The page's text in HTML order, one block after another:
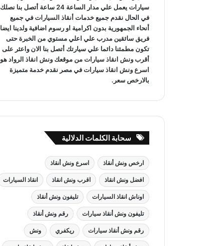
سيارات يعمل علي مدار الساعة 24 ساعة أتصل بنا نصلك
في الحال نقدم جميع خدماتأنقاذ السياراتفي جميع
أنحاء الجمهورية بدون اكرامية او رسوم اضافية ولدينا ايضا
فريق سائقين مدرب علي اعلي مستوي من الخبرة حتى
تكون مطمئنا دائما علي سيارتك أتصل بنا الان واعثر على
أقرب ونش انقاذ سياراتمن موقعك ونش انقاذ الرواد هو
اسرع ونش انقاذ سياراتفي مصر نقدم خدمة متميزة
بالارخص سعر.
سحابة الكلمات الدلالية
ارخص ونش أنقاذ اسرع ونش أنقاذ
افضل ونش انقاذ اقرب ونش انقاذ انقاذ السيارات
اوناش انقاذ السيارات تليفون ونش أنقاذ
تليفون ونش أنقاذ سيارات رقم ونش أنقاذ
رقم ونش أنقاذ سيارات ريكفري ونش